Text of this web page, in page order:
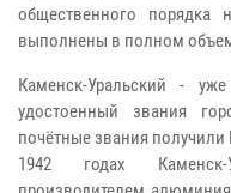
общественного порядка
выполнены в полном
Каменск-Уральский -
удостоенный звания
почётные звания получили
1942 годах Каменск-